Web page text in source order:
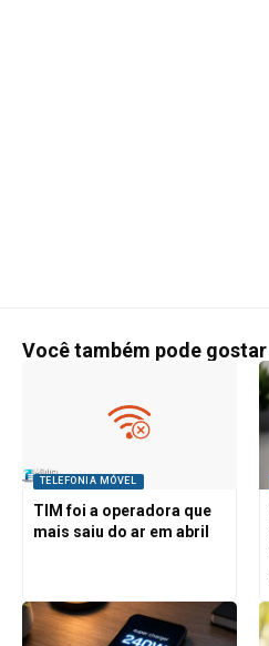
Você também pode gostar
TELEFONIA MÓVEL
TIM foi a operadora que
mais saiu do ar em abril